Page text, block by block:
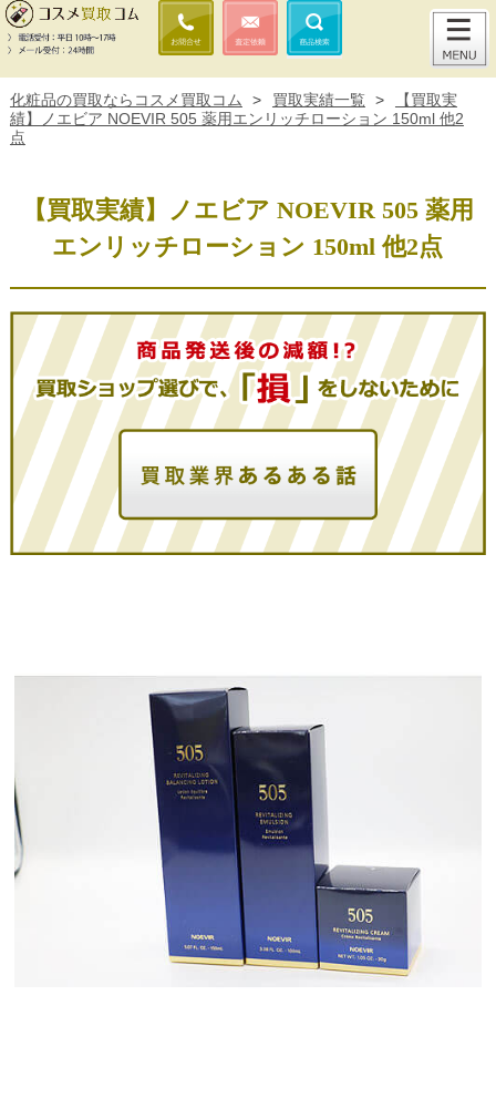
化粧品の買取ならコスメ買取コム > 買取実績一覧 >
【買取実
績】ノエビア NOEVIR 505 薬用エンリッチローション 150ml 他2
点
【買取実績】ノエビア NOEVIR 505 薬用
エンリッチローション 150ml 他2点